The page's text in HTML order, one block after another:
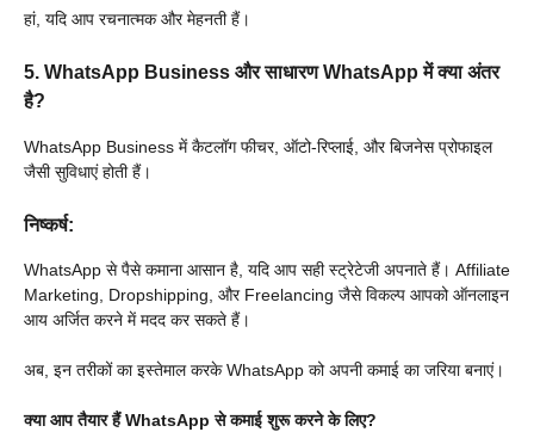
हां, यदि आप रचनात्मक और मेहनती हैं।
5. WhatsApp Business और साधारण WhatsApp में क्या अंतर
है?
WhatsApp Business में कैटलॉग फीचर, ऑटो-रिप्लाई, और बिजनेस प्रोफाइल
जैसी सुविधाएं होती हैं।
निष्कर्ष:
WhatsApp से पैसे कमाना आसान है, यदि आप सही स्ट्रेटेजी अपनाते हैं। Affiliate
Marketing, Dropshipping, और Freelancing जैसे विकल्प आपको ऑनलाइन
आय अर्जित करने में मदद कर सकते हैं।
अब, इन तरीकों का इस्तेमाल करके WhatsApp को अपनी कमाई का जरिया बनाएं।
क्या आप तैयार हैं WhatsApp से कमाई शुरू करने के लिए?